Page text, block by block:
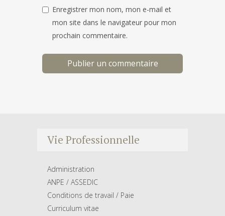
Enregistrer mon nom, mon e-mail et
mon site dans le navigateur pour mon
prochain commentaire.
Vie Professionnelle
Administration
ANPE / ASSEDIC
Conditions de travail / Paie
Curriculum vitae